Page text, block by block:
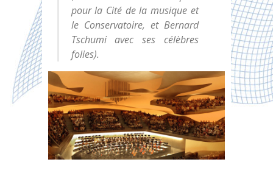
pour la Cité de la musique et
le Conservatoire, et Bernard
Tschumi avec ses célèbres
folies).